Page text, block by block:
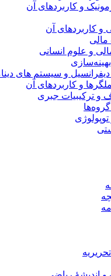
و کاربردهای آن
و کاربردهای آن
مالی
و علوم انسانی
و سیستم های
و کاربردهای آن
و ترکیبیات جبری